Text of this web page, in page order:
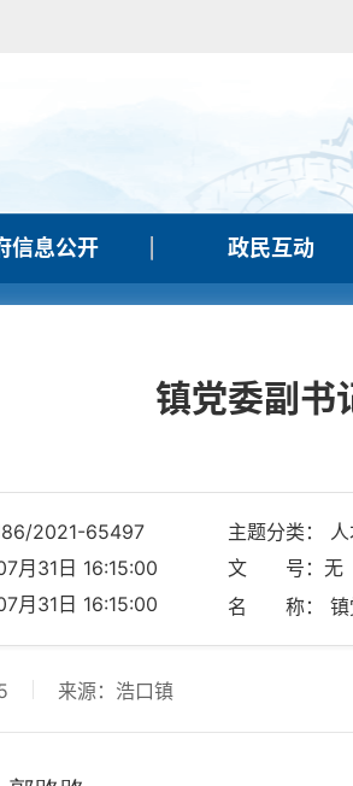
信息公开 政民互动
镇党委副书
2021-65497 主题分类：
月31日 16:15:00
文 号：无
月31日 16:15:00
名 称： 镇
来源：浩口镇